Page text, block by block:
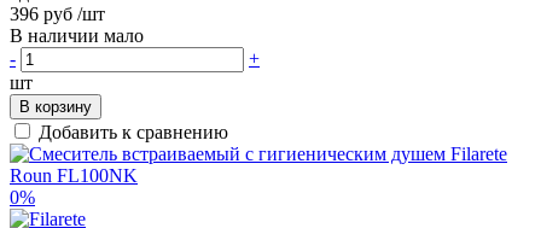
396 руб /шт
В наличии мало
-
+
шт
В корзину
Добавить к сравнению
0%